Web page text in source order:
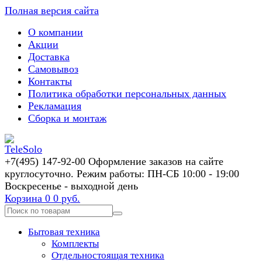
Полная версия сайта
О компании
Акции
Доставка
Самовывоз
Контакты
Политика обработки персональных данных
Рекламация
Сборка и монтаж
+7(495) 147-92-00 Оформление заказов на сайте
круглосуточно. Режим работы: ПН-СБ 10:00 - 19:00
Воскресенье - выходной день
Корзина 0 0 руб.
Бытовая техника
Комплекты
Отдельностоящая техника